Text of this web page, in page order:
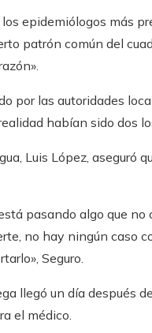
los epidemiólogos más
patrón común del
por las autoridades
habían sido dos
Luis López, aseguró
pasando algo que
no hay ningún caso
Seguro.
llegó un día después
el médico.